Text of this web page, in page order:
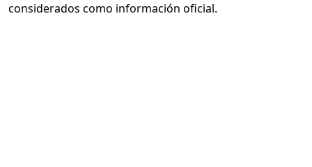
considerados como información oficial.